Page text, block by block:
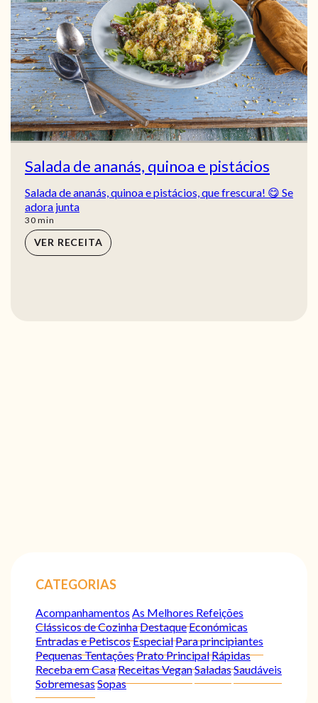
Salada de ananás, quinoa e pistácios
Salada de ananás, quinoa e pistácios, que frescura! 😋 Se
adora junta
30min
min
VER RECEITA
CATEGORIAS
Acompanhamentos As Melhores Refeições
Clássicos de CozinhaDestaqueEconómicas
Entradas e PetiscosEspecialPara principiantes
Pequenas TentaçõesPrato PrincipalRápidas
Receba em CasaReceitas VeganSaladasSaudáveis
SobremesasSopas